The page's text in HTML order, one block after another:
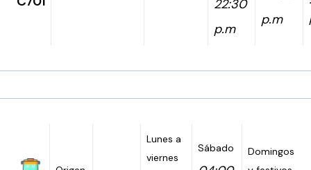
22:30
p.m
p.m
Lunes a
viernes
Sábado
Domingos